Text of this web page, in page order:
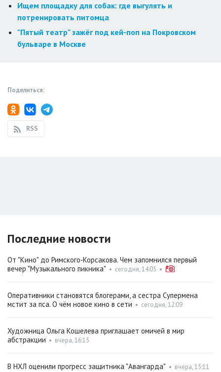
Ищем площадку для собак: где выгулять и
потренировать питомца
"Пятый театр" зажёг под кей-поп на Покровском
бульваре в Москве
Поделиться:
RSS
Последние новости
От "Кино" до Римского‑Корсакова. Чем запомнился первый
вечер "Музыкального пикника" • сегодня, 14:05 •
Оперативники становятся блогерами, а сестра Супермена
мстит за пса. О чём новое кино в сети • сегодня, 12:09
Художница Ольга Кошелева приглашает омичей в мир
абстракции • вчера, 16:15
В НХЛ оценили прогресс защитника "Авангарда" • вчера, 15:11